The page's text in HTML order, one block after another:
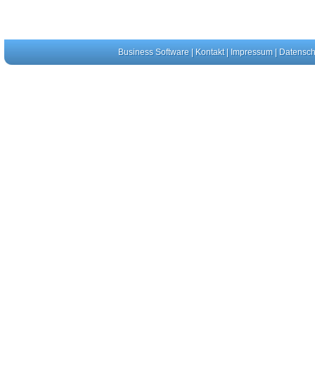
Business Software| Kontakt| Impressum|